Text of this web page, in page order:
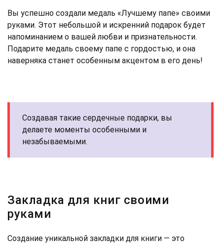
Вы успешно создали медаль «Лучшему папе» своими
руками. Этот небольшой и искренний подарок будет
напоминанием о вашей любви и признательности.
Подарите медаль своему папе с гордостью, и она
наверняка станет особенным акцентом в его день!
Создавая такие сердечные подарки, вы
делаете моменты особенными и
незабываемыми.
Закладка для книг своими
руками
Создание уникальной закладки для книги — это